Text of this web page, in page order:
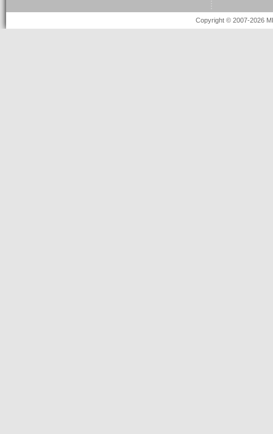
Copyright © 2007-2026